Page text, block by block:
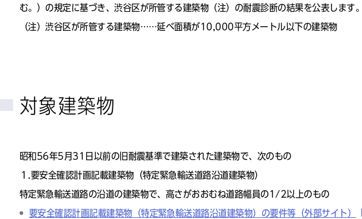
む。）の規定に基づき、渋谷区が所管する建築物（注）の耐震診断の結果を公表します。
（注）渋谷区が所管する建築物……延べ面積が10,000平方メートル以下の建築物
対象建築物
昭和56年5月31日以前の旧耐震基準で建築された建築物で、次のもの
１.要安全確認計画記載建築物（特定緊急輸送道路沿道建築物）
特定緊急輸送道路の沿道の建築物で、高さがおおむね道路幅員の1/2以上のもの
要安全確認計画記載建築物（特定緊急輸送道路沿道建築物）の要件等（外部サイト）